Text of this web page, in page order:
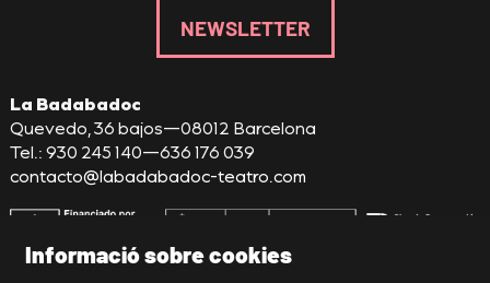
NEWSLETTER
La Badabadoc
Quevedo, 36 bajos—08012 Barcelona
Tel.: 930 245 140—636 176 039
contacto@labadabadoc-teatro.com
Informació sobre cookies